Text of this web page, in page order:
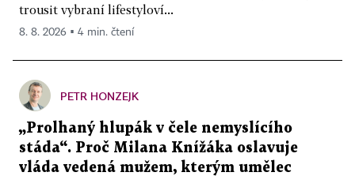
trousit vybraní lifestyloví...
8. 8. 2026 ▪ 4 min. čtení
PETR HONZEJK
„Prolhaný hlupák v čele nemyslícího
stáda“. Proč Milana Knížáka oslavuje
vláda vedená mužem, kterým umělec